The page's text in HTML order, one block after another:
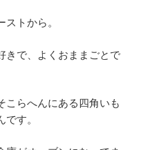
トから。
きで、よくおままごとで
こらへんにある四角いも
す。